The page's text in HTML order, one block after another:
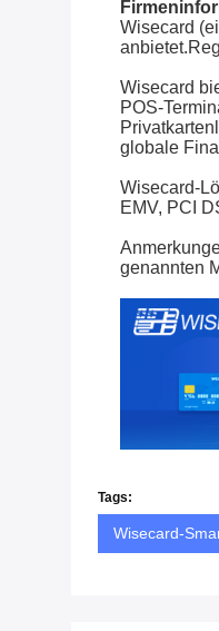
Wisecard
Wisecard
POS-
globale
Wisecard-
EMV, PCI
genannten
Tags:
Wisecard-